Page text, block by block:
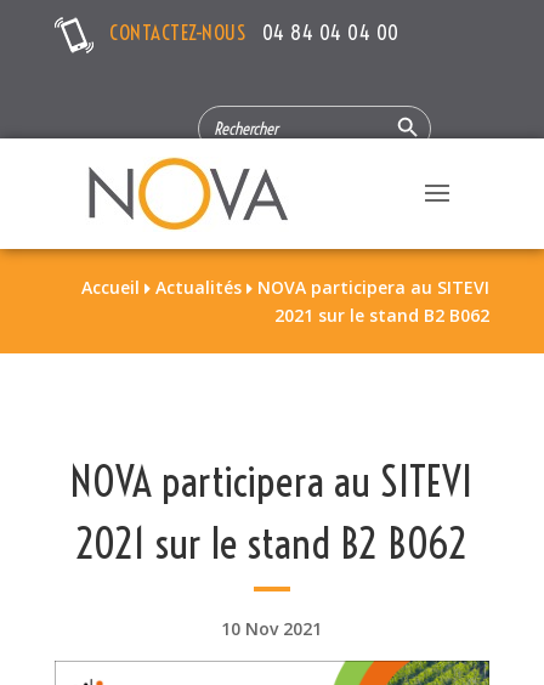
CONTACTEZ-NOUS 04 84 04 04 00
SEARCH
FOR:
Search Button
Accueil  Actualités  NOVA participera au SITEVI
2021 sur le stand B2 B062
NOVA participera au SITEVI
2021 sur le stand B2 B062
10 Nov 2021